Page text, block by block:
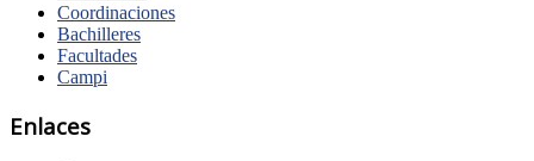
Coordinaciones
Bachilleres
Facultades
Campi
Enlaces